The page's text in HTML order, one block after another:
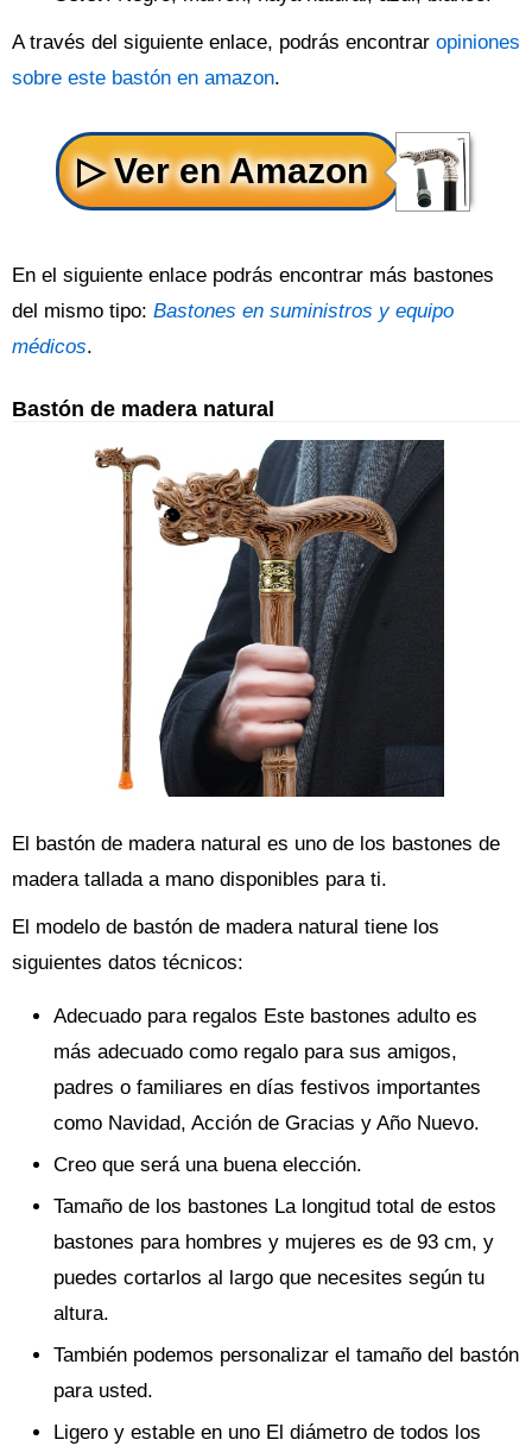
A través del siguiente enlace, podrás encontrar opiniones
sobre este bastón en amazon.
En el siguiente enlace podrás encontrar más bastones
del mismo tipo: Bastones en suministros y equipo
médicos.
Bastón de madera natural
El bastón de madera natural es uno de los bastones de
madera tallada a mano disponibles para ti.
El modelo de bastón de madera natural tiene los
siguientes datos técnicos:
Adecuado para regalos Este bastones adulto es
más adecuado como regalo para sus amigos,
padres o familiares en días festivos importantes
como Navidad, Acción de Gracias y Año Nuevo.
Creo que será una buena elección.
Tamaño de los bastones La longitud total de estos
bastones para hombres y mujeres es de 93 cm, y
puedes cortarlos al largo que necesites según tu
altura.
También podemos personalizar el tamaño del bastón
para usted.
Ligero y estable en uno El diámetro de todos los